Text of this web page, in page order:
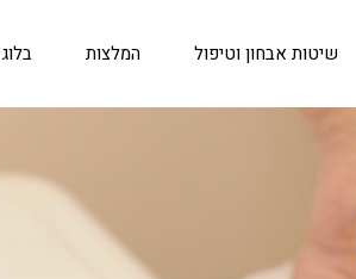
שיטות אבחון וטיפול המלצות בלוג